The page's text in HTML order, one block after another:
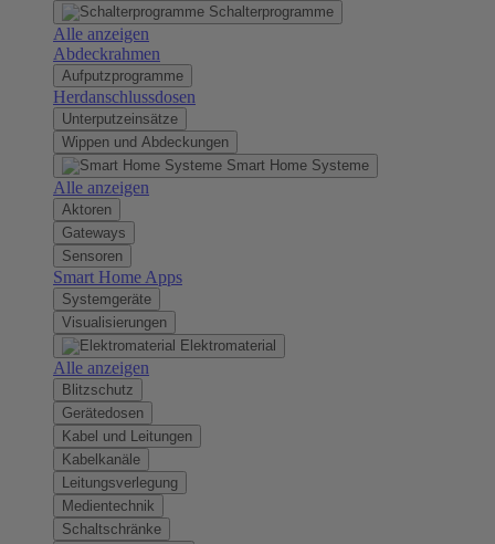
Schalterprogramme
Alle anzeigen
Abdeckrahmen
Aufputzprogramme
Herdanschlussdosen
Unterputzeinsätze
Wippen und Abdeckungen
Smart Home Systeme
Alle anzeigen
Aktoren
Gateways
Sensoren
Smart Home Apps
Systemgeräte
Visualisierungen
Elektromaterial
Alle anzeigen
Blitzschutz
Gerätedosen
Kabel und Leitungen
Kabelkanäle
Leitungsverlegung
Medientechnik
Schaltschränke